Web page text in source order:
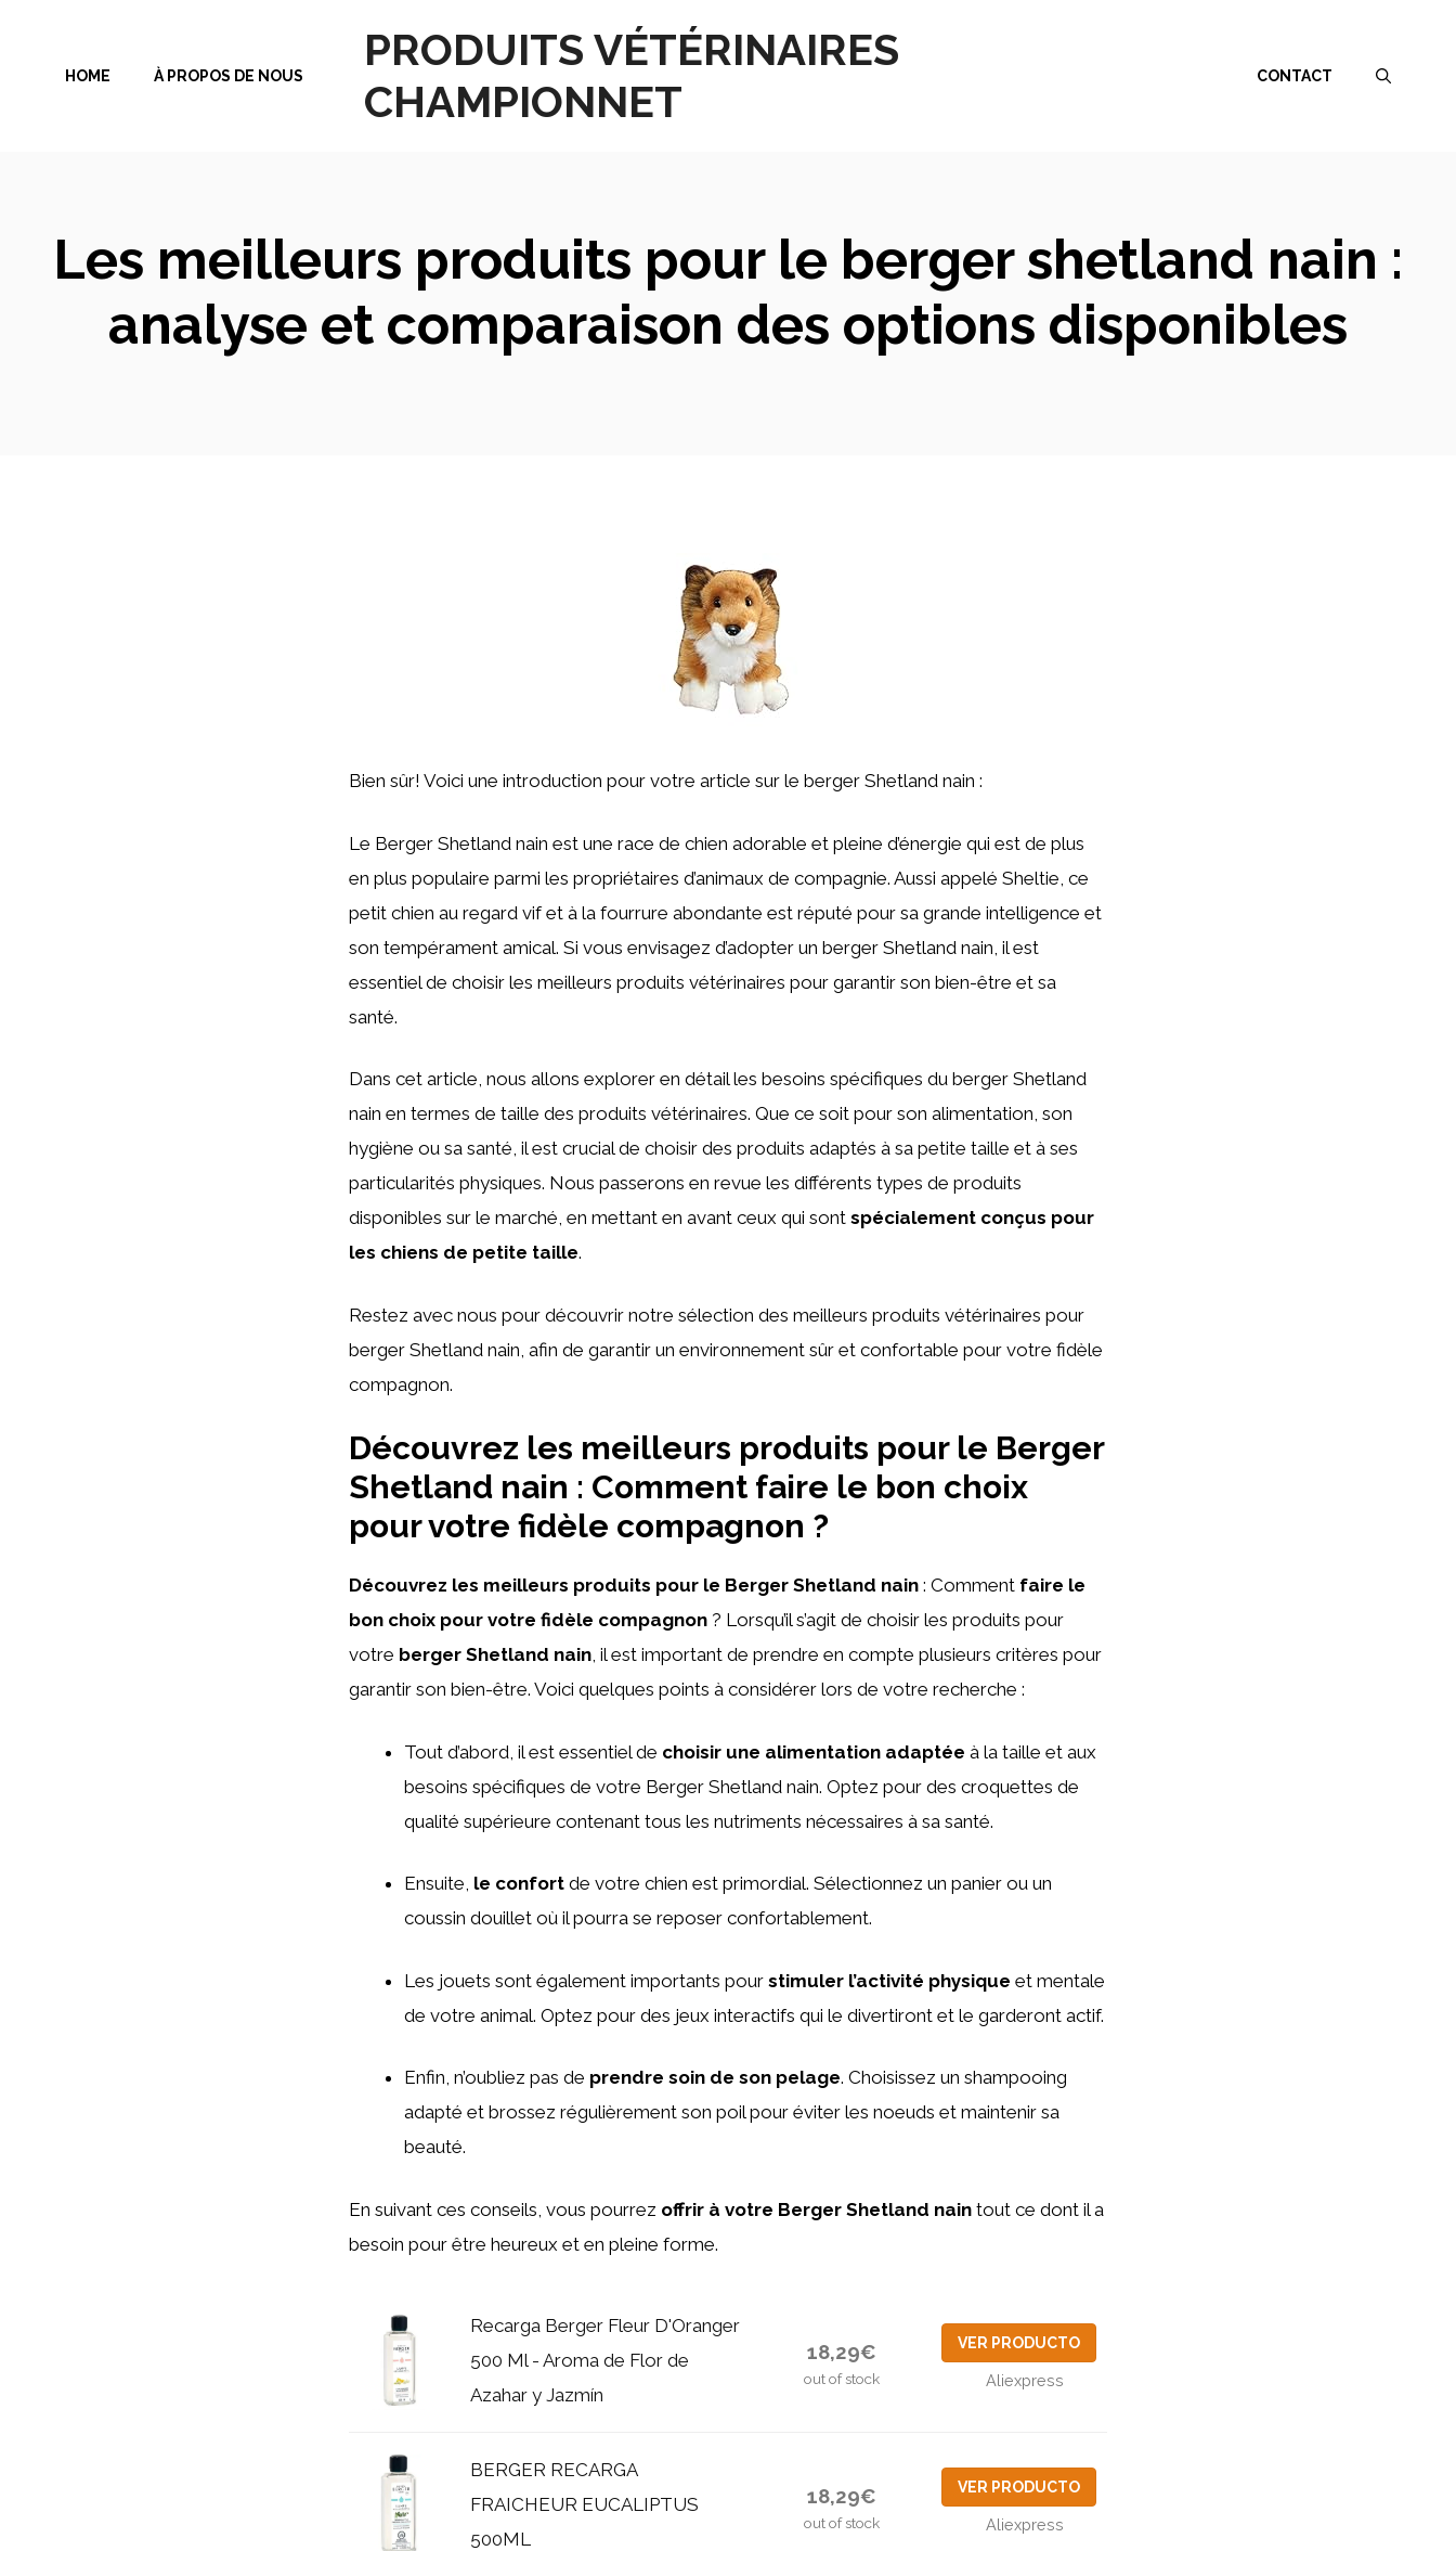
contenu
PRODUITS VÉTÉRINAIRES
CHAMPIONNET
HOME À PROPOS DE NOUS CONTACT
Les meilleurs produits pour le berger shetland nain :
analyse et comparaison des options disponibles
Bien sûr! Voici une introduction pour votre article sur le berger Shetland nain :
Le Berger Shetland nain est une race de chien adorable et pleine d’énergie qui est de plus
en plus populaire parmi les propriétaires d’animaux de compagnie. Aussi appelé Sheltie, ce
petit chien au regard vif et à la fourrure abondante est réputé pour sa grande intelligence et
son tempérament amical. Si vous envisagez d’adopter un berger Shetland nain, il est
essentiel de choisir les meilleurs produits vétérinaires pour garantir son bien-être et sa
santé.
Dans cet article, nous allons explorer en détail les besoins spécifiques du berger Shetland
nain en termes de taille des produits vétérinaires. Que ce soit pour son alimentation, son
hygiène ou sa santé, il est crucial de choisir des produits adaptés à sa petite taille et à ses
particularités physiques. Nous passerons en revue les différents types de produits
disponibles sur le marché, en mettant en avant ceux qui sont spécialement conçus pour
les chiens de petite taille.
Restez avec nous pour découvrir notre sélection des meilleurs produits vétérinaires pour
berger Shetland nain, afin de garantir un environnement sûr et confortable pour votre fidèle
compagnon.
Découvrez les meilleurs produits pour le Berger
Shetland nain : Comment faire le bon choix
pour votre fidèle compagnon ?
Découvrez les meilleurs produits pour le Berger Shetland nain : Comment faire le
bon choix pour votre fidèle compagnon ? Lorsqu’il s’agit de choisir les produits pour
votre berger Shetland nain, il est important de prendre en compte plusieurs critères pour
garantir son bien-être. Voici quelques points à considérer lors de votre recherche :
Tout d’abord, il est essentiel de choisir une alimentation adaptée à la taille et aux
besoins spécifiques de votre Berger Shetland nain. Optez pour des croquettes de
qualité supérieure contenant tous les nutriments nécessaires à sa santé.
Ensuite, le confort de votre chien est primordial. Sélectionnez un panier ou un
coussin douillet où il pourra se reposer confortablement.
Les jouets sont également importants pour stimuler l’activité physique et mentale
de votre animal. Optez pour des jeux interactifs qui le divertiront et le garderont actif.
Enfin, n’oubliez pas de prendre soin de son pelage. Choisissez un shampooing
adapté et brossez régulièrement son poil pour éviter les noeuds et maintenir sa
beauté.
En suivant ces conseils, vous pourrez offrir à votre Berger Shetland nain tout ce dont il a
besoin pour être heureux et en pleine forme.
Recarga Berger Fleur D'Oranger
500 Ml - Aroma de Flor de
Azahar y Jazmín
18,29€
out of stock
VER PRODUCTO
Aliexpress
BERGER RECARGA
FRAICHEUR EUCALIPTUS
500ML
18,29€
out of stock
VER PRODUCTO
Aliexpress